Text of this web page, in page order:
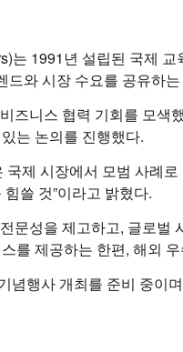
1991년 설립된 국제
와 시장 수요를 공유하
니스 협력 기회를 모
는 논의를 진행했다.
제 시장에서 모범 사례
쓸 것”이라고 밝혔다.
문성을 제고하고, 글로
를 제공하는 한편, 해외
행사 개최를 준비 중